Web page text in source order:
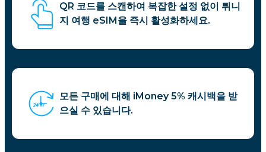
QR 코드를 스캔하여 복잡한 설정 없이 튀니
지 여행 eSIM을 즉시 활성화하세요.
모든 구매에 대해 iMoney 5% 캐시백을 받
으실 수 있습니다.